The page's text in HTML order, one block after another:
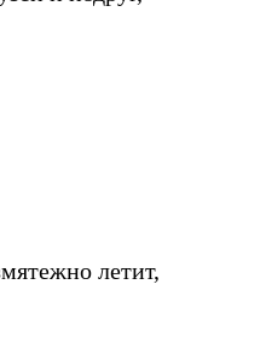
летит,